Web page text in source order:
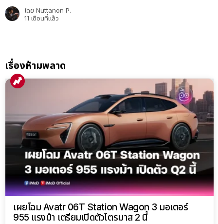
โดย Nuttanon P.
11 เดือนที่แล้ว
เรื่องห้ามพลาด
เผยโฉม Avatr 06T Station Wagon 3 มอเตอร์
955 แรงม้า เตรียมเปิดตัวไตรมาส 2 นี้